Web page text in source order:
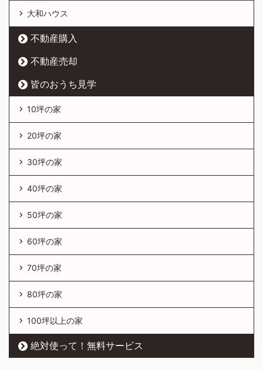
大和ハウス
不動産購入
不動産売却
皆のおうち見学
10坪の家
20坪の家
30坪の家
40坪の家
50坪の家
60坪の家
70坪の家
80坪の家
100坪以上の家
絶対使って！無料サービス